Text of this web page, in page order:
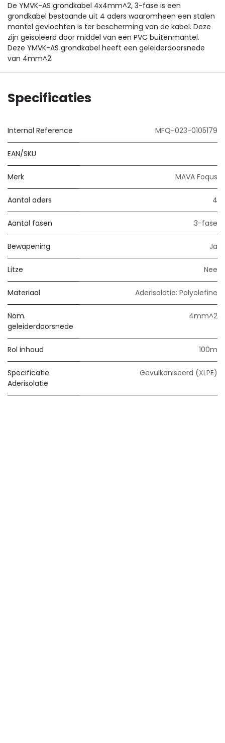
De YMVK-AS grondkabel 4x4mm^2, 3-fase is een
grondkabel bestaande uit 4 aders waaromheen een stalen
mantel gevlochten is ter bescherming van de kabel. Deze
zijn geïsoleerd door middel van een PVC buitenmantel.
Deze YMVK-AS grondkabel heeft een geleiderdoorsnede
van 4mm^2.
Specificaties
Internal Reference MFQ-023-0105179
EAN/SKU
Merk MAVA Foqus
Aantal aders 4
Aantal fasen 3-fase
Bewapening Ja
Litze Nee
Materiaal Aderisolatie: Polyolefine
Nom.
geleiderdoorsnede
4mm^2
Rol inhoud 100m
Specificatie
Aderisolatie
Gevulkaniseerd (XLPE)